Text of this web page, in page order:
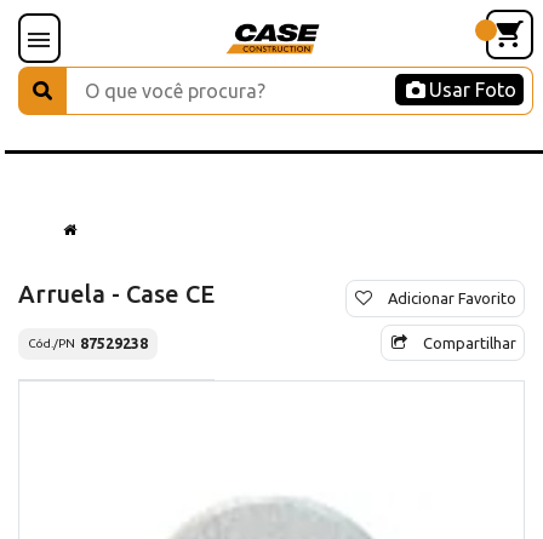
Usar Foto
Arruela - Case CE
Cód./PN 87529238
Adicionar Favorito
Compartilhar